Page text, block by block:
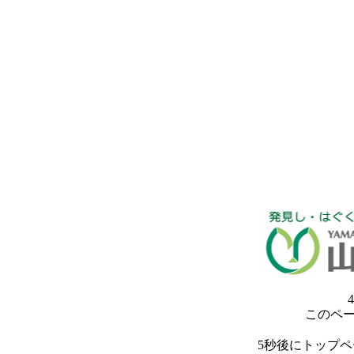
このペ
5秒後にトップ